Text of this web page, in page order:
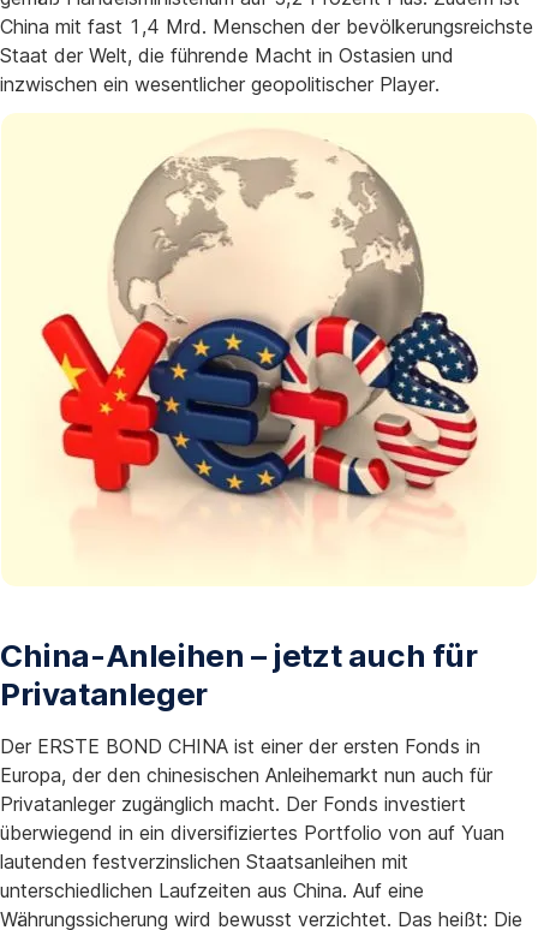
China mit fast 1,4 Mrd. Menschen der bevölkerungsreichste
Staat der Welt, die führende Macht in Ostasien und
inzwischen ein wesentlicher geopolitischer Player.
China-Anleihen – jetzt auch für
Privatanleger
Der ERSTE BOND CHINA ist einer der ersten Fonds in
Europa, der den chinesischen Anleihemarkt nun auch für
Privatanleger zugänglich macht. Der Fonds investiert
überwiegend in ein diversifiziertes Portfolio von auf Yuan
lautenden festverzinslichen Staatsanleihen mit
unterschiedlichen Laufzeiten aus China. Auf eine
Währungssicherung wird bewusst verzichtet. Das heißt: Die